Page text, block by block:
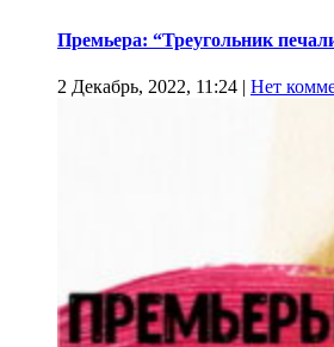
Премьера: “Треугольник
2 Декабрь, 2022, 11:24 | Нет